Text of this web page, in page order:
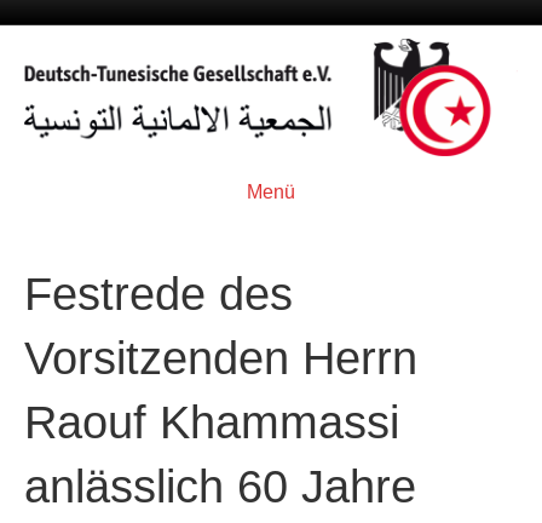
Menü
Festrede des
Vorsitzenden Herrn
Raouf Khammassi
anlässlich 60 Jahre